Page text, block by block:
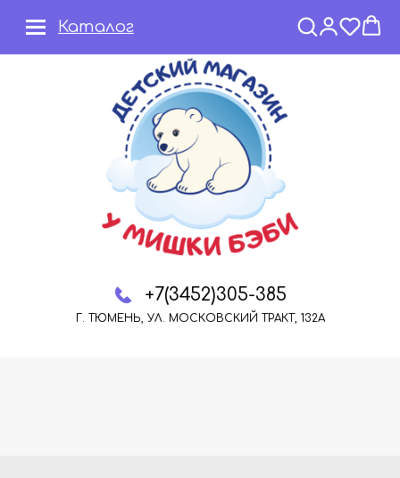
+7(3452)305-385
Г. ТЮМЕНЬ, УЛ. МОСКОВСКИЙ ТРАКТ, 132А
Каталог